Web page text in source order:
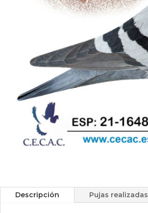
Descripción Pujas realizadas